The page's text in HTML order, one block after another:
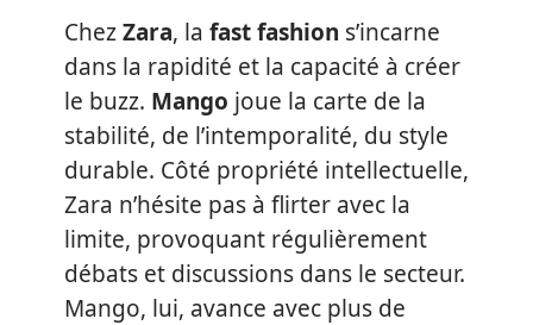
ChezZara, la fast fashion s’incarne
dans la rapidité et la capacité à créer
le buzz. Mango joue la carte de la
stabilité, de l’intemporalité, du style
durable. Côté propriété intellectuelle,
Zara n’hésite pas à flirter avec la
limite, provoquant régulièrement
débats et discussions dans le secteur.
Mango, lui, avance avec plus de